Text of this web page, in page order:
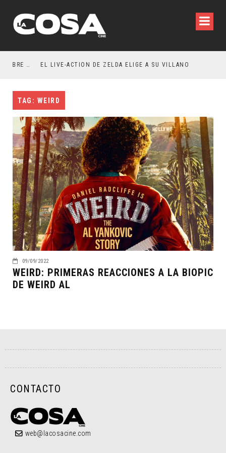
RESEÑA LA INVITACIÓN: OLIVIA WILDE REFLEXIONA SOBRE LA VIDA CONYUGAL EL LIVE-ACTION DE ZELDA ELIGE A SU VILLANO
TAG: WEIRD
09/09/2022
WEIRD: PRIMERAS REACCIONES A LA BIOPIC
DE WEIRD AL
CONTACTO
web@lacosacine.com